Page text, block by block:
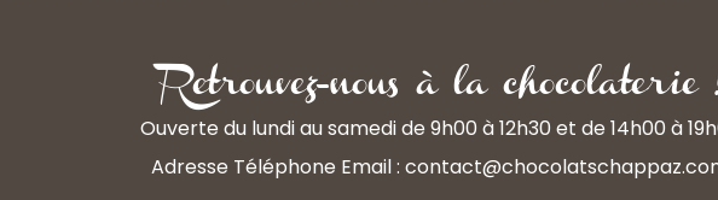
Retrouvez-nous à la chocolaterie
Ouverte du lundi au samedi de 9h00 à 12h30 et de 14h00 à
Adresse Téléphone Email :